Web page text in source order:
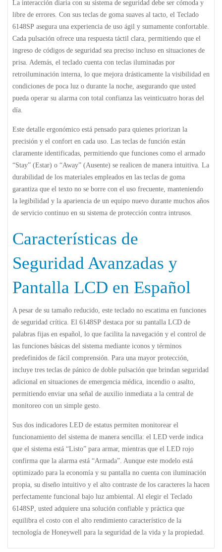
La interacción diaria con su sistema de seguridad debe ser cómoda y
libre de errores. Con sus teclas de goma suaves al tacto, el Teclado
6148SP asegura una experiencia de uso ágil y sumamente confortable.
Cada pulsación ofrece una respuesta táctil clara, permitiendo que el
ingreso de códigos de seguridad sea preciso incluso en situaciones de
prisa. Además, el teclado cuenta con teclas iluminadas por
retroiluminación interna, lo que mejora drásticamente la visibilidad en
condiciones de poca luz o durante la noche, asegurando que usted
pueda operar su alarma con total confianza las veinticuatro horas del
día.
Este detalle ergonómico está pensado para quienes priorizan la
precisión y el confort en cada uso. Las teclas de función están
claramente identificadas, permitiendo que funciones como el armado
“Stay” (Estar) o “Away” (Ausente) se realicen de manera intuitiva. La
durabilidad de los materiales empleados en las teclas de goma
garantiza que el texto no se borre con el uso frecuente, manteniendo
la legibilidad y la apariencia de un equipo nuevo durante muchos años
de servicio continuo en su sistema de protección contra intrusos.
Características de
Seguridad Avanzadas y
Pantalla LCD en Español
A pesar de su tamaño reducido, este teclado no escatima en funciones
de seguridad crítica. El 6148SP destaca por su pantalla LCD de
palabras fijas en español, lo que facilita la navegación y el control de
las funciones básicas del sistema mediante iconos y términos
predefinidos de fácil comprensión. Para una mayor protección,
incluye tres teclas de pánico de doble pulsación que brindan seguridad
adicional en situaciones de emergencia médica, incendio o asalto,
permitiendo enviar una señal de auxilio inmediata a la central de
monitoreo con un simple gesto.
Sus dos indicadores LED de estatus permiten monitorear el
funcionamiento del sistema de manera sencilla: el LED verde indica
que el sistema está “Listo” para armar, mientras que el LED rojo
confirma que la alarma está “Armada”. Aunque este modelo está
optimizado para la economía y su pantalla no cuenta con iluminación
propia, su diseño intuitivo y el alto contraste de los caracteres la hacen
perfectamente funcional bajo luz ambiental. Al elegir el Teclado
6148SP , usted adquiere una solución confiable y práctica que
equilibra el costo con el alto rendimiento característico de la
tecnología de Honeywell para la seguridad de la vida y la propiedad.